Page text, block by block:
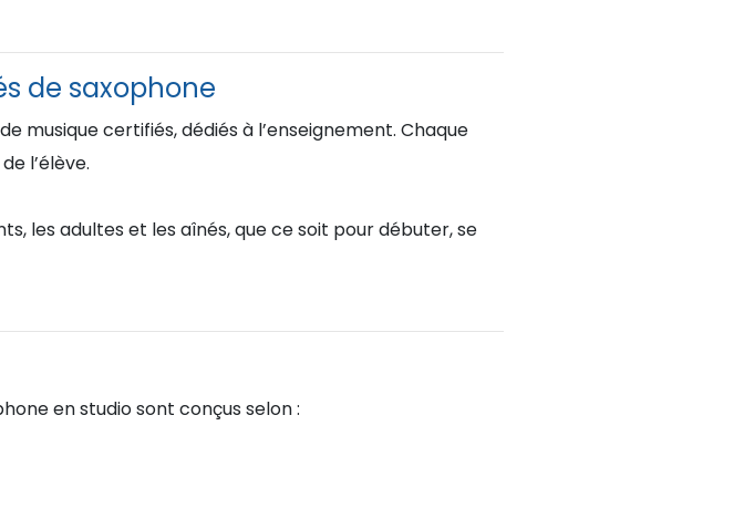
de saxophone
musique certifiés, dédiés à l’enseignement. Chaque
l’élève.
les adultes et les aînés, que ce soit pour débuter, se
en studio sont conçus selon :